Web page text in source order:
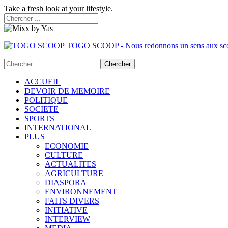
Take a fresh look at your lifestyle.
TOGO SCOOP - Nous redonnons un sens aux
ACCUEIL
DEVOIR DE MEMOIRE
POLITIQUE
SOCIETE
SPORTS
INTERNATIONAL
PLUS
ECONOMIE
CULTURE
ACTUALITES
AGRICULTURE
DIASPORA
ENVIRONNEMENT
FAITS DIVERS
INITIATIVE
INTERVIEW